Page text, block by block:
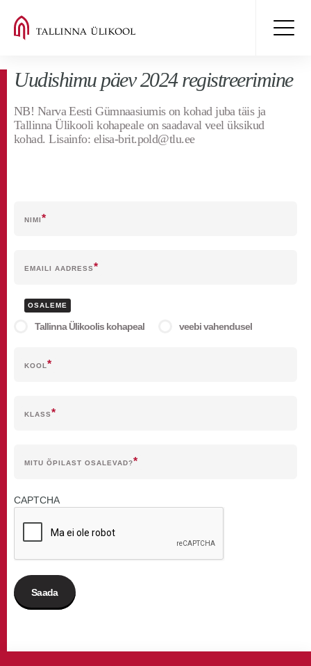
Uudishimu päev 2024 registreerimine
NB! Narva Eesti Gümnaasiumis on kohad juba täis ja
Tallinna Ülikooli kohapeale on saadaval veel üksikud
kohad. Lisainfo: elisa-brit.pold@tlu.ee
NIMI
EMAILI AADRESS
OSALEME
Tallinna Ülikoolis kohapeal veebi vahendusel
KOOL
KLASS
MITU ÕPILAST OSALEVAD?
CAPTCHA